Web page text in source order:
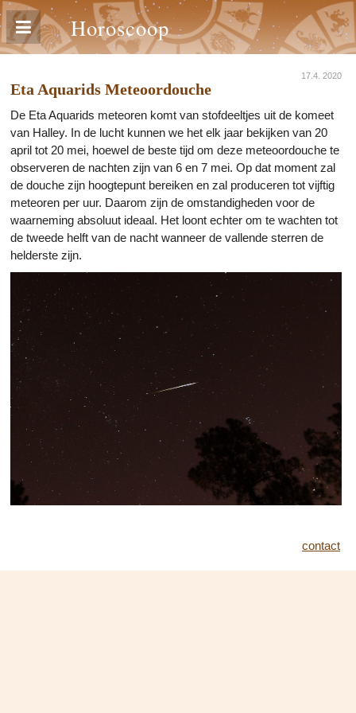
Horoscoop
17.4. 2020
Eta Aquarids Meteoordouche
De Eta Aquarids meteoren komt van stofdeeltjes uit de komeet
van Halley. In de lucht kunnen we het elk jaar bekijken van 20
april tot 20 mei, hoewel de beste tijd om deze meteoordouche te
observeren de nachten zijn van 6 en 7 mei. Op dat moment zal
de douche zijn hoogtepunt bereiken en zal produceren tot vijftig
meteoren per uur. Daarom zijn de omstandigheden voor de
waarneming absoluut ideaal. Het loont echter om te wachten tot
de tweede helft van de nacht wanneer de vallende sterren de
helderste zijn.
contact